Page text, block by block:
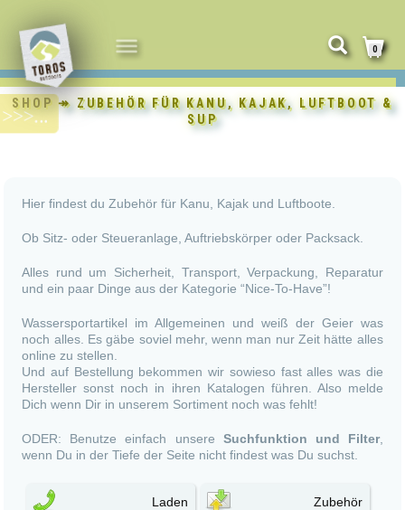
NAVIGATION
UMSCHALTEN
0
SHOP ↠ ZUBEHÖR FÜR KANU, KAJAK, LUFTBOOT &
SUP
Hier findest du Zubehör für Kanu, Kajak und Luftboote.
Ob Sitz- oder Steueranlage, Auftriebskörper oder Packsack.
Alles rund um Sicherheit, Transport, Verpackung, Reparatur
und ein paar Dinge aus der Kategorie “Nice-To-Have”!
Wassersportartikel im Allgemeinen und weiß der Geier was
noch alles. Es gäbe soviel mehr, wenn man nur Zeit hätte alles
online zu stellen.
Und auf Bestellung bekommen wir sowieso fast alles was die
Hersteller sonst noch in ihren Katalogen führen. Also melde
Dich wenn Dir in unserem Sortiment noch was fehlt!
ODER: Benutze einfach unsere Suchfunktion und Filter,
wenn Du in der Tiefe der Seite nicht findest was Du suchst.
Laden Zubehör